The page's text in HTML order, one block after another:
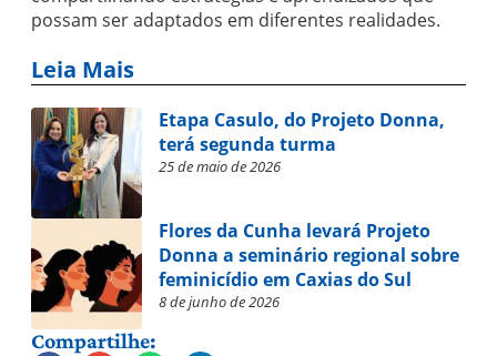
possam ser adaptados em diferentes realidades.
Leia Mais
Etapa Casulo, do Projeto Donna,
terá segunda turma
25 de maio de 2026
Flores da Cunha levará Projeto
Donna a seminário regional sobre
feminicídio em Caxias do Sul
8 de junho de 2026
Compartilhe: